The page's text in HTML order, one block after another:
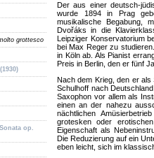
grottesco
op.
Der aus einer deutsch-
wurde 1894 in Prag
musikalische Begabung,
Dvořáks in die
Leipziger Konservatorium
bei Max Reger zu
in Köln ab. Als Pianist
Preis in Berlin, den er fünf
Nach dem Krieg, den er
Schulhoff nach
Saxophon vor allem als
einen an der nahezu
nächtlichen
grotesken oder
Eigenschaft als
Die Reduzierung auf ein
eben leicht, sich im